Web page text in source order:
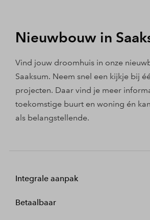
Nieuwbouw in
Vind jouw droomhuis in onze
Saaksum. Neem snel een kijkje bij
projecten. Daar vind je meer
toekomstige buurt en woning én
als belangstellende.
Integrale aanpak
Betaalbaar